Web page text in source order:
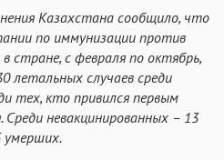
Казахстана сообщило, что
по иммунизации против
стране, с февраля по октябрь,
летальных случаев среди
тех, кто привился первым
невакцинированных – 13
умерших.